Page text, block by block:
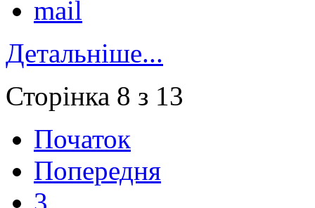
Детальніше...
Сторінка 8 з 13
Початок
Попередня